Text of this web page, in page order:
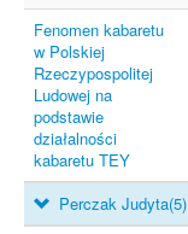
Fenomen kabaretu
w Polskiej
Rzeczypospolitej
Ludowej na
podstawie
działalności
kabaretu TEY
Perczak Judyta(5)